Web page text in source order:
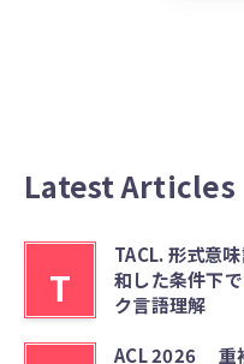
Latest Articles
T
TACL. 形式意
和した条件下
ク言語理解
ACL 2026 重